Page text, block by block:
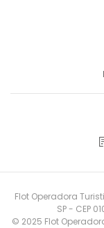
Flot Operadora
SP - CEP
© 2025 Flot